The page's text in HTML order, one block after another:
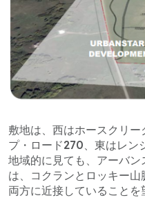
敷地は、西はホースクリ
プ・ロード270、東はレン
地域的に見ても、アーバ
は、コクランとロッキー
両方に近接していることを